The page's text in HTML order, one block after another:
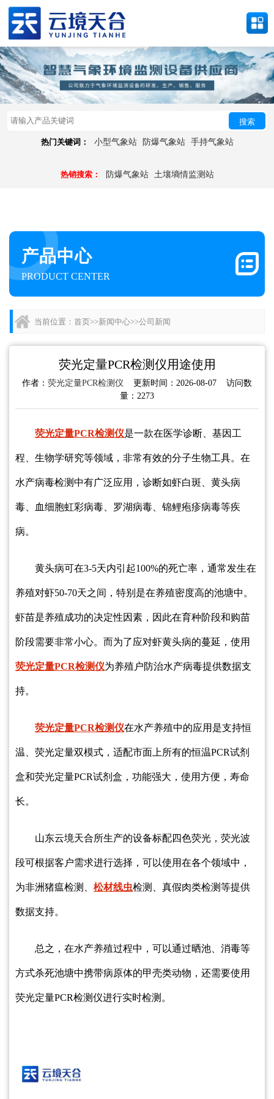
搜索
热门关键词： 小型气象站 防爆气象站 手持气象站
热销搜索： 防爆气象站 土壤墒情监测站
产品中心
PRODUCT CENTER
当前位置： 首页>>新闻中心>>公司新闻
荧光定量PCR检测仪用途使用
作者： 荧光定量PCR检测仪 更新时间：2026-08-07 访问数
量：2273
荧光定量PCR检测仪是一款在医学诊断、基因工
程、生物学研究等领域，非常有效的分子生物工具。在
水产病毒检测中有广泛应用，诊断如虾白斑、黄头病
毒、血细胞虹彩病毒、罗湖病毒、锦鲤疱疹病毒等疾
病。
黄头病可在3-5天内引起100%的死亡率，通常发生在
养殖对虾50-70天之间，特别是在养殖密度高的池塘中。
虾苗是养殖成功的决定性因素，因此在育种阶段和购苗
阶段需要非常小心。而为了应对虾黄头病的蔓延，使用
荧光定量PCR检测仪为养殖户防治水产病毒提供数据支
持。
荧光定量PCR检测仪在水产养殖中的应用是支持恒
温、荧光定量双模式，适配市面上所有的恒温PCR试剂
盒和荧光定量PCR试剂盒，功能强大，使用方便，寿命
长。
山东云境天合所生产的设备标配四色荧光，荧光波
段可根据客户需求进行选择，可以使用在各个领域中，
为非洲猪瘟检测、 松材线虫检测、真假肉类检测等提供
数据支持。
总之，在水产养殖过程中，可以通过晒池、消毒等
方式杀死池塘中携带病原体的甲壳类动物，还需要使用
荧光定量PCR检测仪进行实时检测。